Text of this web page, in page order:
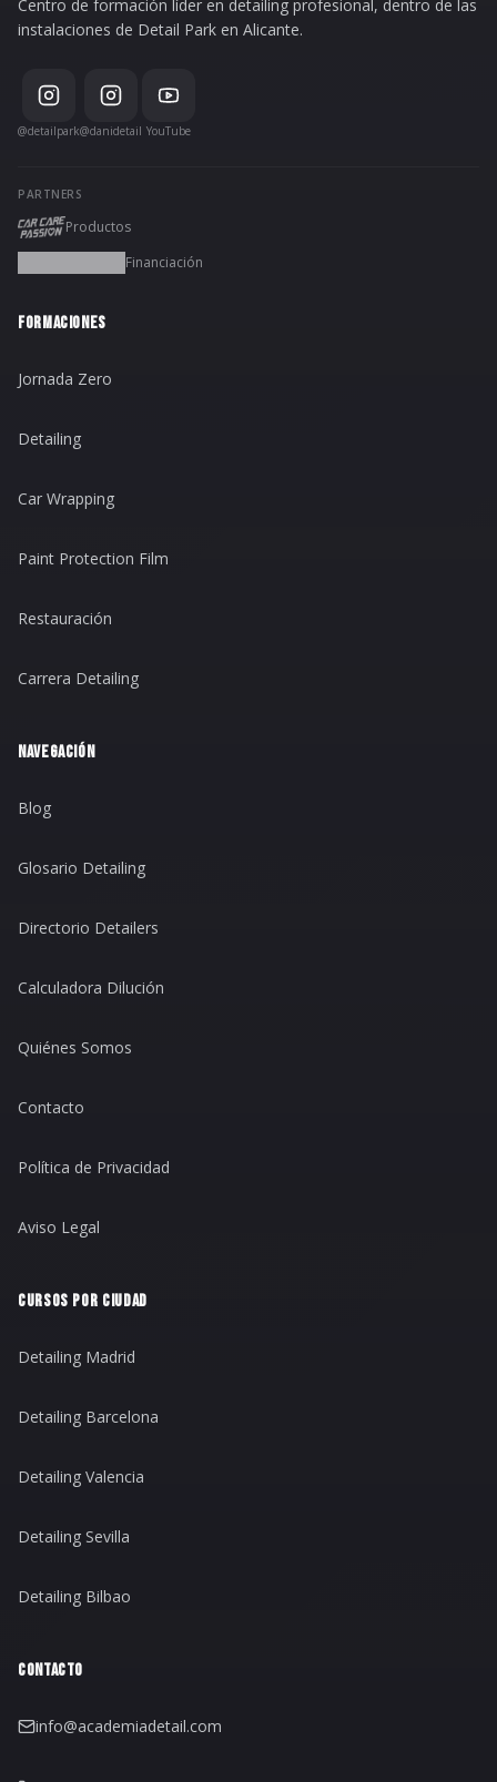
Centro de formación líder en detailing profesional, dentro de las
instalaciones de Detail Park en Alicante.
@detailpark@danidetail YouTube
PARTNERS
Productos
Financiación
FORMACIONES
Jornada Zero
Detailing
Car Wrapping
Paint Protection Film
Restauración
Carrera Detailing
NAVEGACIÓN
Blog
Glosario Detailing
Directorio Detailers
Calculadora Dilución
Quiénes Somos
Contacto
Política de Privacidad
Aviso Legal
CURSOS POR CIUDAD
Detailing Madrid
Detailing Barcelona
Detailing Valencia
Detailing Sevilla
Detailing Bilbao
CONTACTO
info@academiadetail.com